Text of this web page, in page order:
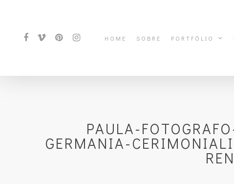
HOME SOBRE PORTFÓLIO
PAULA-
GERMANIA-